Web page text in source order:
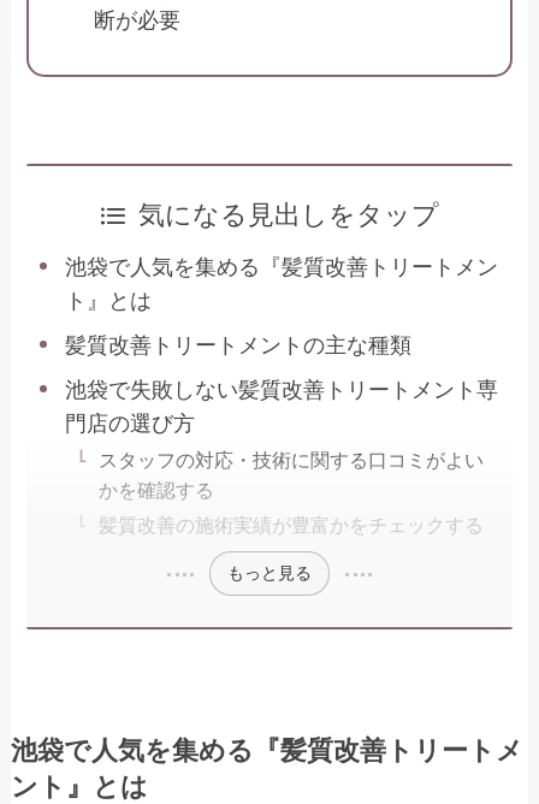
断が必要
気になる見出しをタップ
池袋で人気を集める『髪質改善トリートメン
ト』とは
髪質改善トリートメントの主な種類
池袋で失敗しない髪質改善トリートメント専
門店の選び方
スタッフの対応・技術に関する口コミがよい
かを確認する
髪質改善の施術実績が豊富かをチェックする
もっと見る
池袋で人気を集める『髪質改善トリートメ
ント』とは